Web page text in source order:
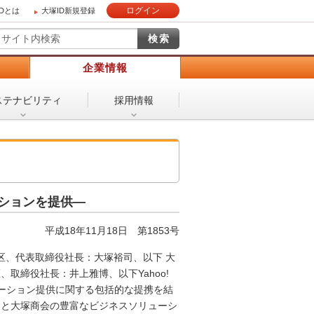
とは 大塚ID新規登録 ログイン
企業情報
テナビリティ 採用情報
ョンを提供―
平成18年11月18日 第1853号
代表取締役社長：大塚裕司、以下 大
取締役社長：井上雅博、以下Yahoo!
ション提供に関する包括的な提携を結
大塚商会の豊富なビジネスソリューシ